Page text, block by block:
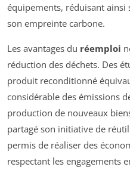
équipements, réduisant ainsi
son empreinte carbone.
Les avantages du réemploi
réduction des déchets. Des
produit reconditionné
considérable des émissions
production de nouveaux
partagé son initiative de
permis de réaliser des
respectant les engagements